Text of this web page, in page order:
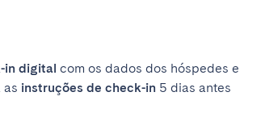
in digital com os dados dos hóspedes e
as instruções de check-in 5 dias antes